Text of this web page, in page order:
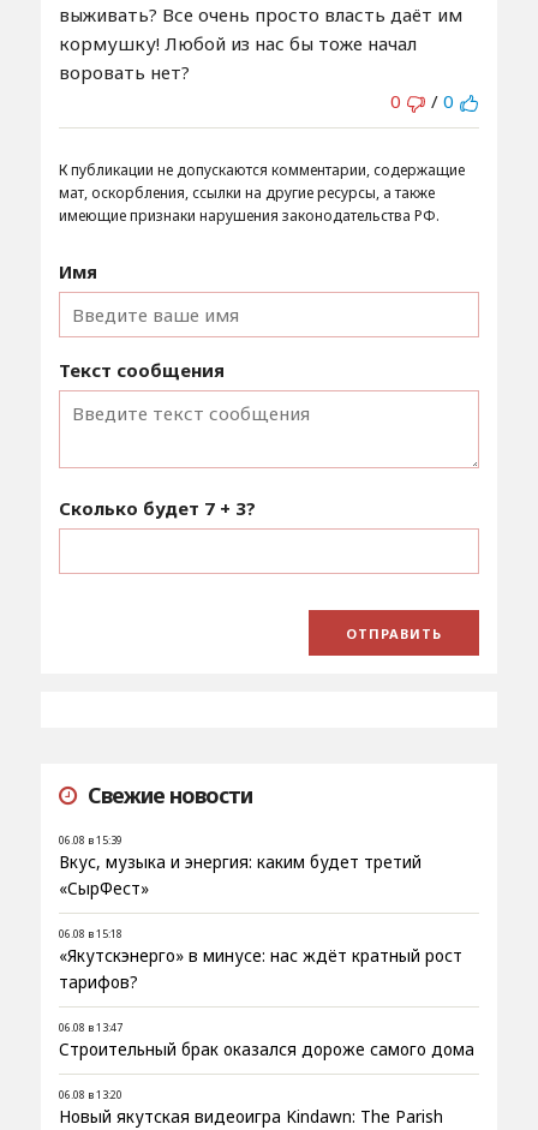
выживать? Все очень просто власть даёт им
кормушку! Любой из нас бы тоже начал
воровать нет?
0
/ 0
К публикации не допускаются комментарии, содержащие
мат, оскорбления, ссылки на другие ресурсы, а также
имеющие признаки нарушения законодательства РФ.
Имя
Текст сообщения
Сколько будет 7 + 3?
Свежие новости
06.08 в 15:39
Вкус, музыка и энергия: каким будет третий
«СырФест»
06.08 в 15:18
«Якутскэнерго» в минусе: нас ждёт кратный рост
тарифов?
06.08 в 13:47
Строительный брак оказался дороже самого дома
06.08 в 13:20
Новый якутская видеоигра Kindawn: The Parish